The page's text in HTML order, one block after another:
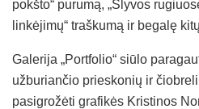
pokšto“ purumą, „Slyvos
linkėjimų“ traškumą ir begalę
Galerija „Portfolio“ siūlo
užburiančio prieskonių ir
pasigrožėti grafikės Kristinos